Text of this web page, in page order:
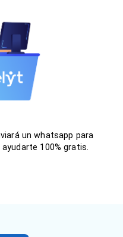
un whatsapp para
100% gratis.